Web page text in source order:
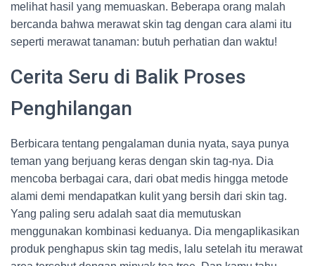
melihat hasil yang memuaskan. Beberapa orang malah
bercanda bahwa merawat skin tag dengan cara alami itu
seperti merawat tanaman: butuh perhatian dan waktu!
Cerita Seru di Balik Proses
Penghilangan
Berbicara tentang pengalaman dunia nyata, saya punya
teman yang berjuang keras dengan skin tag-nya. Dia
mencoba berbagai cara, dari obat medis hingga metode
alami demi mendapatkan kulit yang bersih dari skin tag.
Yang paling seru adalah saat dia memutuskan
menggunakan kombinasi keduanya. Dia mengaplikasikan
produk penghapus skin tag medis, lalu setelah itu merawat